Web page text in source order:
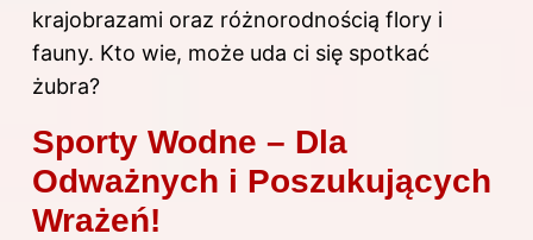
krajobrazami oraz różnorodnością flory i
fauny. Kto wie, może uda ci się spotkać
żubra?
Sporty Wodne – Dla
Odważnych i Poszukujących
Wrażeń!